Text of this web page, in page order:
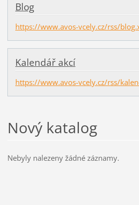
Blog
https://www.avos-vcely.cz/rss/
Kalendář akcí
https://www.avos-vcely.cz/rss/
Nový katalog
Nebyly nalezeny žádné záznamy.